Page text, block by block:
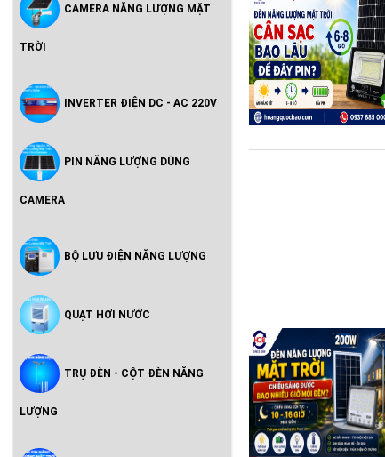
Vườn Cao Cấp Chính Hãng
CAMERA NĂNG LƯỢNG MẶT
TRỜI
INVERTER ĐIỆN DC - AC 220V
PIN NĂNG LƯỢNG DÙNG
CAMERA
BỘ LƯU ĐIỆN NĂNG LƯỢNG
QUẠT HƠI NƯỚC
TRỤ ĐÈN - CỘT ĐÈN NĂNG
LƯỢNG